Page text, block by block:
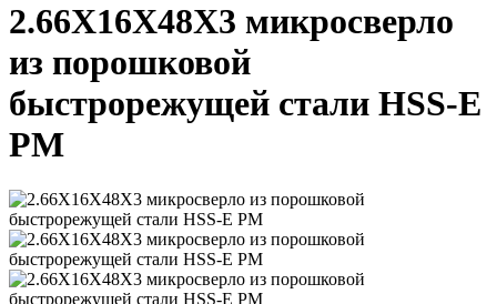
2.66X16X48X3 микросверло
из порошковой
быстрорежущей стали HSS-E
PM